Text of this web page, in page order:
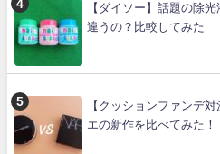
【ダイソー】話題の除
違うの？比較してみた
【クッションファンデ
エの新作を比べてみた！